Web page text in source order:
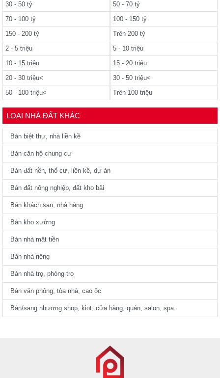
30 - 50 tỷ
50 - 70 tỷ
70 - 100 tỷ
100 - 150 tỷ
150 - 200 tỷ
Trên 200 tỷ
2 - 5 triệu
5 - 10 triệu
10 - 15 triệu
15 - 20 triệu
20 - 30 triệu<
30 - 50 triệu<
50 - 100 triệu<
Trên 100 triệu
LOẠI NHÀ ĐẤT KHÁC
Bán biệt thự, nhà liền kề
Bán căn hộ chung cư
Bán đất nền, thổ cư, liền kề, dự án
Bán đất nông nghiệp, đất kho bãi
Bán khách sạn, nhà hàng
Bán kho xưởng
Bán nhà mặt tiền
Bán nhà riêng
Bán nhà trọ, phòng trọ
Bán văn phòng, tòa nhà, cao ốc
Bán/sang nhượng shop, kiot, cửa hàng, quán, salon, spa